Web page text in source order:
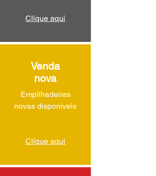
Clique aqui
Venda
nova
Empilhadeiras
novas disponíveis
Clique aqui